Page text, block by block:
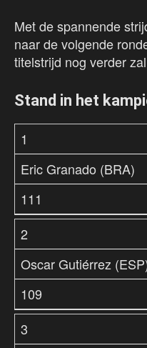
Met de spannende
naar de volgende
titelstrijd nog verder
Stand in het
1
Eric Granado (BRA)
111
2
Oscar Gutiérrez
109
3